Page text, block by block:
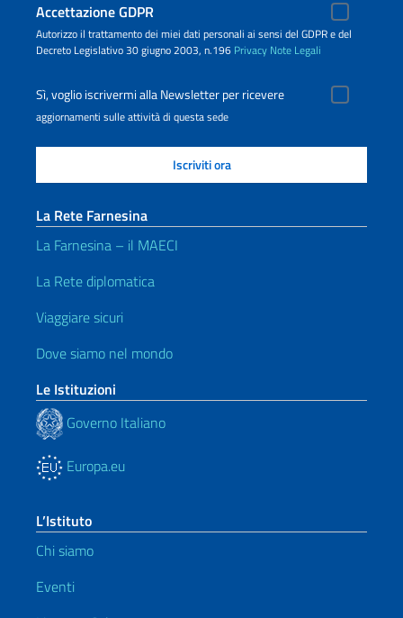
Accettazione GDPR
Autorizzo il trattamento dei miei dati personali ai sensi del GDPR e del
Decreto Legislativo 30 giugno 2003, n.196 Privacy Note Legali
Sì, voglio iscrivermi alla Newsletter per ricevere
aggiornamenti sulle attività di questa sede
La Rete Farnesina
La Farnesina – il MAECI
La Rete diplomatica
Viaggiare sicuri
Dove siamo nel mondo
Le Istituzioni
Governo Italiano
Europa.eu
L’Istituto
Chi siamo
Eventi